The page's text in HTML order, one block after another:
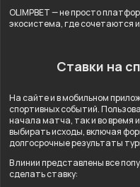
OLIMPBET — не просто
экосистема, где сочетаются
Ставки на
На сайте и в мобильном
спортивных событий.
начала матча, так и во время
выбирать исходы, включая
долгосрочные результаты
В линии представлены все
сделать ставку: